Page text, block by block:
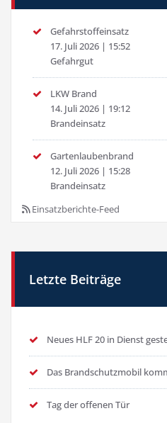
Gefahrstoffeinsatz
17. Juli 2026 | 15:52
Gefahrgut
LKW Brand
14. Juli 2026 | 19:12
Brandeinsatz
Gartenlaubenbrand
12. Juli 2026 | 15:28
Brandeinsatz
Einsatzberichte-Feed
Letzte Beiträge
Neues HLF 20 in Dienst
Das Brandschutzmobil
Tag der offenen Tür